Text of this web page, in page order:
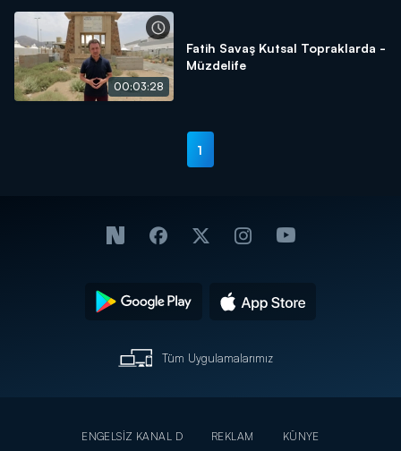
00:03:28
Fatih Savaş Kutsal Topraklarda -
Müzdelife
1
Tüm Uygulamalarımız
ENGELSİZ KANAL D REKLAM
KÜNYE